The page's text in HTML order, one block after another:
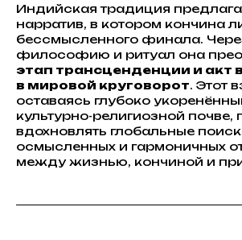
Индийская традиция
нарратив, в котором кончина
бессмысленного финала.
философию и ритуал она
этап трансценденции и акт
в мировой круговорот. Этот
оставаясь глубоко
культурно-религиозной
вдохновлять глобальные
осмысленных и гармоничных
между жизнью, кончиной и